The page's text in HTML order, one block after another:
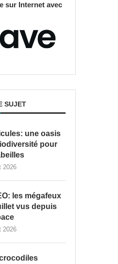
sur Internet avec
SUJET
une oasis
pour
2026
les mégafeux
vus depuis
2026